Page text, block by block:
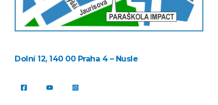
Dolní 12, 140 00 Praha 4 – Nusle